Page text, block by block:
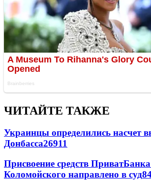
ЧИТАЙТЕ ТАКЖЕ
Украинцы определились насчет
Донбасса26911
Присвоение средств
Коломойского направлено в суд